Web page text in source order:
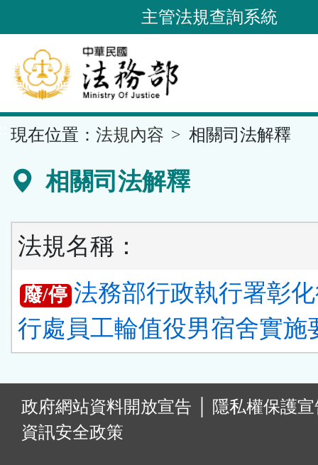
到
要
內
容
區
主管法規查詢系統
現在位置： 法規內容 相關司法解釋
相關司法解釋
法規名稱：
廢/停 法務部行政執行署彰
行處員工輪值役男宿舍實施
政府網站資料開放宣告
隱私權保護
資訊安全政策